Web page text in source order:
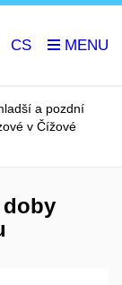
CS
a pozdní
v Čížové